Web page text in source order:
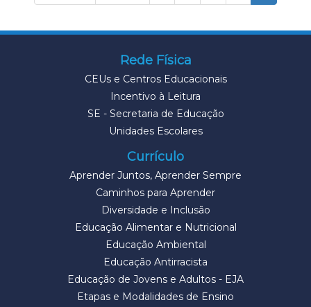
Rede Física
CEUs e Centros Educacionais
Incentivo à Leitura
SE - Secretaria de Educação
Unidades Escolares
Currículo
Aprender Juntos, Aprender Sempre
Caminhos para Aprender
Diversidade e Inclusão
Educação Alimentar e Nutricional
Educação Ambiental
Educação Antirracista
Educação de Jovens e Adultos - EJA
Etapas e Modalidades de Ensino